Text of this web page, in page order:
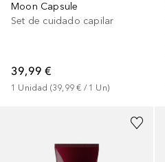
Moon Capsule
Set de cuidado capilar
39,99 €
1 Unidad (39,99 € / 1 Un)